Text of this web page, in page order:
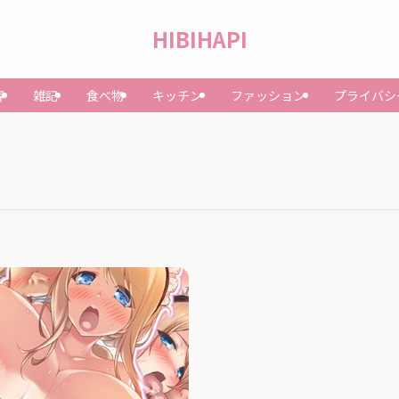
HIBIHAPI
雑記 食べ物 キッチン ファッション プライバ